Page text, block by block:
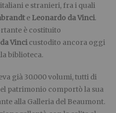
e stranieri, fra i quali
e Leonardo da Vinci.
è costituito
Vincicustodito ancora oggi
biblioteca.
già 30.000 volumi, tutti di
patrimonio comportò la sua
alla Galleria del Beaumont.